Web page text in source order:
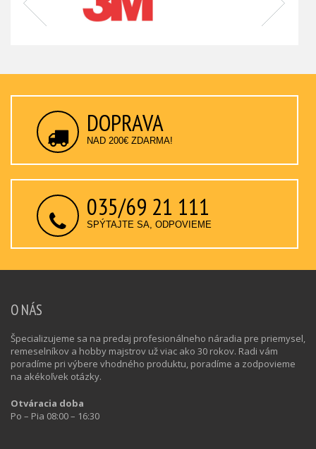
DOPRAVA
NAD 200€ ZDARMA!
035/69 21 111
SPÝTAJTE SA, ODPOVIEME
O NÁS
Špecializujeme sa na predaj profesionálneho náradia pre priemysel,
remeselníkov a hobby majstrov už viac ako 30 rokov. Radi vám
poradíme pri výbere vhodného produktu, poradíme a zodpovieme
na akékoľvek otázky.
Otváracia doba
Po – Pia 08:00 – 16:30